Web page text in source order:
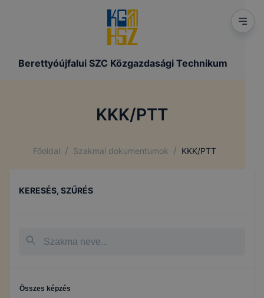
Berettyóújfalui SZC Közgazdasági Technikum
KKK/PTT
Főoldal / Szakmai dokumentumok / KKK/PTT
KERESÉS, SZŰRÉS
Összes képzés